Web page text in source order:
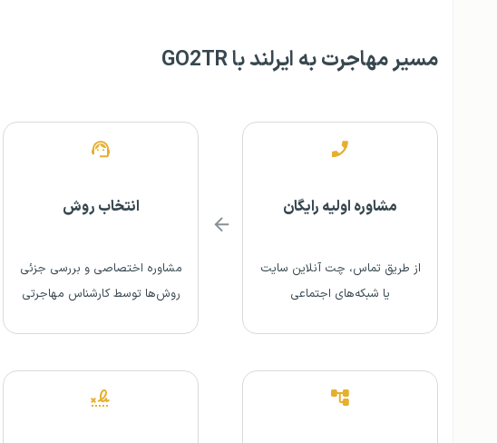
مسیر مهاجرت به ایرلند با GO2TR
مشاوره اولیه رایگان
از طریق تماس، چت آنلاین سایت
یا شبکه‌های اجتماعی
انتخاب روش
مشاوره اختصاصی و بررسی جزئی
روش‌ها توسط کارشناس مهاجرتی